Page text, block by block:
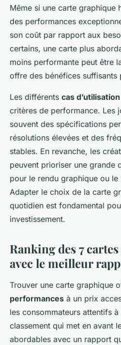
Même si une carte graphique
des performances
son coût par rapport aux
certains, une carte plus
moins performante peut être
offre des bénéfices suffisants
Les différents cas d’utilisation
critères de performance. Les
souvent des spécifications
résolutions élevées et des
stables. En revanche, les
peuvent prioriser une grande
pour le rendu graphique ou
Adapter le choix de la carte
quotidien est fondamental
investissement.
Ranking des 7
avec le meilleur
Trouver une carte graphique
performances à un prix
les consommateurs attentifs
classement qui met en avant
abordables avec un rapport